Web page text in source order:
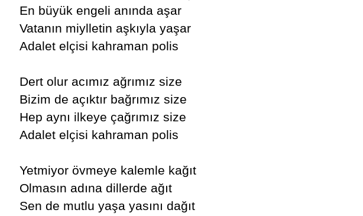
En büyük engeli anında aşar
Vatanın miylletin aşkıyla yaşar
Adalet elçisi kahraman polis
Dert olur acımız ağrımız size
Bizim de açıktır bağrımız size
Hep aynı ilkeye çağrımız size
Adalet elçisi kahraman polis
Yetmiyor övmeye kalemle kağıt
Olmasın adına dillerde ağıt
Sen de mutlu yaşa yasını dağıt